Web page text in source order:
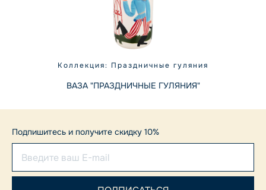
Коллекция: Праздничные гуляния
ВАЗА "ПРАЗДНИЧНЫЕ ГУЛЯНИЯ"
Подпишитесь и получите скидку 10%